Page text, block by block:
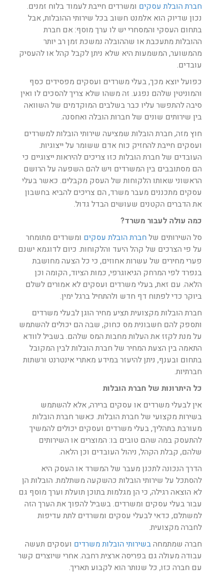
חברת הובלת עסקים ומשרדים חייבת לעמוד בלוח זמנים.
נכון שדיוק הוא אלמנט חשוב בכל שירותי ההובלות, אבל
בתחום העסקי והמסחרי יש לו ערך מוסף: אם חברת
ההובלות מתעכבת או שההובלה נמשכת זמן רב יותר
מהמשוער, המשמעות היא שלא ניתן לקבל קהל או להעסיק
עובדים.
כפועל יוצא מכך, בעלי משרדים ועסקים מפסידים כסף
והמוניטין שלהם נפגע. זה משהו שלא צריך להסכים לו ואין
סיבה להתפשר עליו כבר בשלבים המוקדמים של השוואה
בין שירותים שונים של חברות הובלה ואחסנה.
חוץ מזה, חברת הובלות שמציעה שירותי הובלות למשרדים
ועסקים חייבת להחזיק כוח אדם ששומר על ייצוגיות.
העובדים של חברת הובלות כזו צריכים להיראות ייצוגיים כי
הם מסתובבים בין המשרדים ויש להם השפעה על הרושם
הראשוני שאותו הלקוחות של העסק מקבלים. כאשר בעלי
עסקים מתכננים מעבר משרד, הם צריכים להביא בחשבון
את הדברים הקטנים שעושים הבדל גדול.
כמה עולה לעבור משרד?
סל השירותים שלחברת הובלת עסקים ומשרדים מתומחר
על פי הצרכים של קהל היעד והלקוחות. כיום לדוגמא ישנם
פערי מחירים של עשרות אחוזים, כי כל הצעה מחושבת
בנפרד לפי המרחק הגיאוגרפי, כמות הציוד, הקומה וכן
הלאה. עם זאת, בעלי משרדים ועסקים לא אמורים לשלם
ביוקר כדי לפתוח דף חדש ולהתחיל ברגל ימין.
חברת הובלות מקצועית תציע מחיר הוגן לבעלי משרדים
ותספק להם חשבונית מס כחוק, שבה הם יכולים להשתמש
על מנת לקזז את העלות מחבות המס שלהם. בשביל לוודא
התאמה בין הצעת המחיר של חברת הובלות לבין המקובל
בתחום ובענף, ניתן להיעזר במידע מאתרי אינטרנט ורשתות
חברתיות.
כל היתרונות של חברת הובלות
אין לבעלי משרדים או עסקים ברירה, אלא להשתמש
בשירות מקצועי של חברת הובלות. כאשר חברת הובלות
מעורבת בתהליך, בעלי משרדים ועסקים יכולים להמשיך
להתעסק במה שהם טובים בו: המוצרים או השירותים
שלהם, קבלת הקהל, ניהול העובדים וכן הלאה.
הדרך הנכונה לתכנן מעבר של המשרד או העסק היא
להסתכל על שירותי הובלות כהשקעה משתלמת. הובלות הן
לא הוצאה רגילה, כי הן מגלמות בתוכן תועלת וערך מוסף גם
עבור בעלי עסקים ומשרדים. בשביל להפוך את הערך הזה
למשתלם, כדאי לבעלי עסקים ומשרדים לתת עדיפות
לחברה מקצועית.
חברה שמתמחהבשירותי הובלות משרדים ועסקים תעשה
עבודה מעולה גם בפריסה ארצית רחבה. אחרי שיוצרים קשר
עם חברה כזו, כל שנותר הוא לקבוע תאריך.